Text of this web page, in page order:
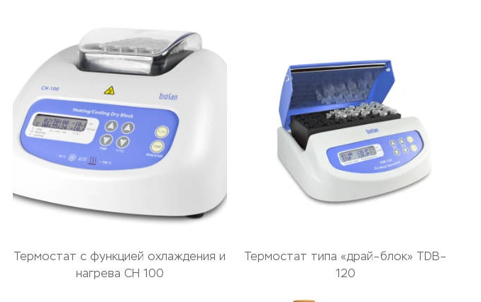
Термостат с функцией охлаждения и
нагрева CH 100
Термостат типа «драй–блок» TDB–
120